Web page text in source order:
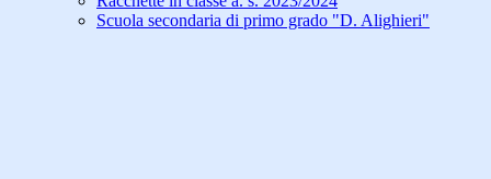
Scuola secondaria di primo grado "D. Alighieri"